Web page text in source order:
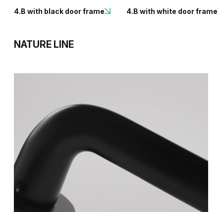
4.B with black door frame 4.B with white door frame
NATURE LINE